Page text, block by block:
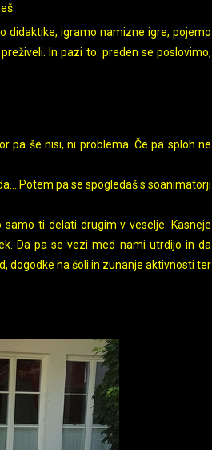
didaktike, igramo namizne igre, pojemo
In pazi to: preden se poslovimo,
pa še nisi, ni problema. Če pa sploh ne
Potem pa se spogledaš s soanimatorji
ti delati drugim v veselje. Kasneje
Da pa se vezi med nami utrdijo in da
dogodke na šoli in zunanje aktivnosti ter